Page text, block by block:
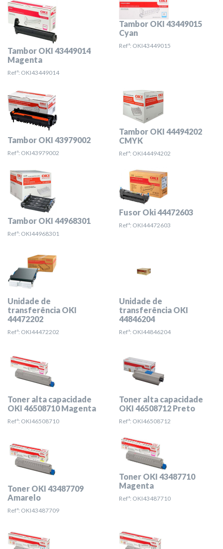
Tambor OKI 43449014
Magenta
Refª: OKI43449014
Tambor OKI 43449015
Cyan
Refª: OKI43449015
Tambor OKI 43979002
Refª: OKI43979002
Tambor OKI 44494202
CMYK
Refª: OKI44494202
Tambor OKI 44968301
Refª: OKI44968301
Fusor Oki 44472603
Refª: OKI44472603
Unidade de
transferência OKI
44472202
Refª: OKI44472202
Unidade de
transferência OKI
44846204
Refª: OKI44846204
Toner alta capacidade
OKI 46508710 Magenta
Refª: OKI46508710
Toner alta capacidade
OKI 46508712 Preto
Refª: OKI46508712
Toner OKI 43487709
Amarelo
Refª: OKI43487709
Toner OKI 43487710
Magenta
Refª: OKI43487710